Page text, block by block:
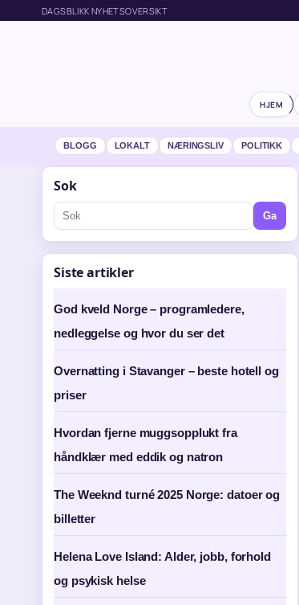
DAGSBLIKK NYHETSOVERSIKT
HJEM
BLOGG LOKALT NÆRINGSLIV POLITIKK
Sok
Ga
Siste artikler
God kveld Norge – programledere,
nedleggelse og hvor du ser det
Overnatting i Stavanger – beste hotell og
priser
Hvordan fjerne muggsopplukt fra
håndklær med eddik og natron
The Weeknd turné 2025 Norge: datoer og
billetter
Helena Love Island: Alder, jobb, forhold
og psykisk helse